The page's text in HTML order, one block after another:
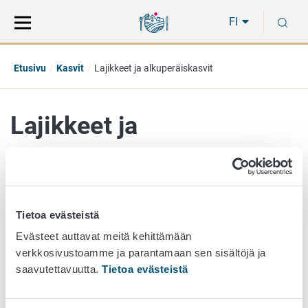
Tietoa evästeistä
Evästeet auttavat meitä kehittämään
verkkosivustoamme ja parantamaan sen sisältöjä ja
saavutettavuutta. Tietoa evästeistä
suoraan
sisältöön
koko
sivuston
FI
Etusivu Kasvit Lajikkeet ja alkuperäiskasvit
Lajikkeet ja
Kasvilajike
Yleisesti kasvilajikkeella tarkoitetaan kasviryhmää, joka
voidaan katsoa kokonaisuudeksi sillä perusteella, että sitä